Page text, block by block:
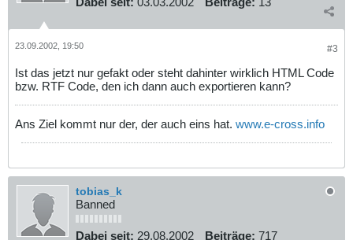
#3
23.09.2002, 19:50
Ist das jetzt nur gefakt oder steht dahinter wirklich HTML Code
bzw. RTF Code, den ich dann auch exportieren kann?
Ans Ziel kommt nur der, der auch eins hat. www.e-cross.info
tobias_k
Banned
Dabei seit: 29.08.2002 Beiträge: 717